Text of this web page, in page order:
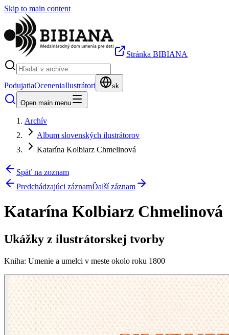
Skip to main content
Stránka BIBIANA
PodujatiaOceneniaIlustrátori sk
Open main menu
Archív
Album slovenských ilustrátorov
Katarína Kolbiarz Chmelinová
Späť na zoznam
Predchádzajúci záznamĎalší záznam
Katarína Kolbiarz Chmelinová
Ukážky z ilustrátorskej tvorby
Kniha: Umenie a umelci v meste okolo roku 1800